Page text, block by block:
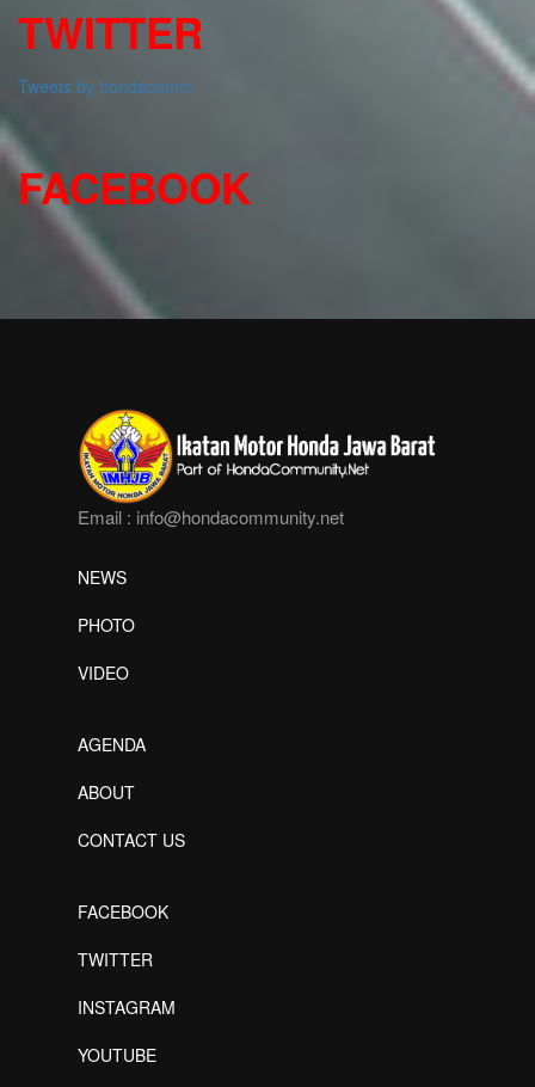
TWITTER
Tweets by hondacomm
FACEBOOK
Email : info@hondacommunity.net
NEWS
PHOTO
VIDEO
AGENDA
ABOUT
CONTACT US
FACEBOOK
TWITTER
INSTAGRAM
YOUTUBE